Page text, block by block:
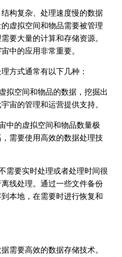
构复杂、处理速度慢的数据
虚拟空间和物品需要被管理
要大量的计算和存储资源。
中的应用非常重要。
方式通常有以下几种：
拟空间和物品的数据，挖掘出
宙的管理和运营提供支持。
中的虚拟空间和物品数量极
需要使用高效的数据处理技
需要实时处理或者处理时间很
线处理。通过一些文件备份
本地，在需要时进行恢复和
需要高效的数据存储技术。